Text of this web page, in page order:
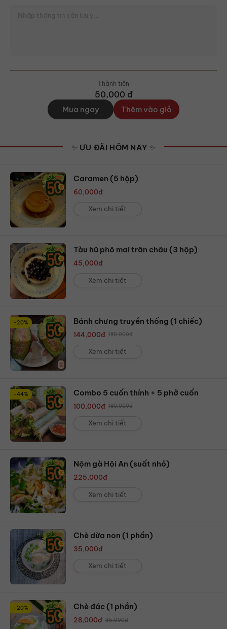
Thành tiền
50,000 đ
Mua ngay Thêm vào giỏ
✨ ƯU ĐÃI HÔM NAY ✨
Caramen (5 hộp)
60,000đ
Xem chi tiết
Tàu hũ phô mai trân châu (3 hộp)
45,000đ
Xem chi tiết
-20% Bánh chưng truyền thống (1 chiếc)
144,000đ 180,000đ
Xem chi tiết
-44% Combo 5 cuốn thính + 5 phở cuốn
100,000đ 180,000đ
Xem chi tiết
Nộm gà Hội An (suất nhỏ)
225,000đ
Xem chi tiết
Chè dừa non (1 phần)
35,000đ
Xem chi tiết
-20% Chè đác (1 phần)
28,000đ 35,000đ